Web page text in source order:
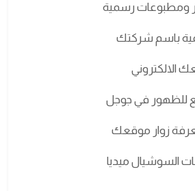
ومطبوعات رسمية
باسم شركتك
الالكتروني
للظهور في جوجل
زوار موقعك
السوشيال ميديا